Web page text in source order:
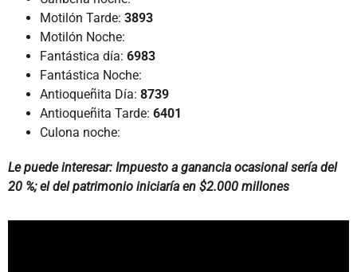
Motilón Tarde: 3893
Motilón Noche:
Fantástica día: 6983
Fantástica Noche:
Antioqueñita Día: 8739
Antioqueñita Tarde: 6401
Culona noche:
Le puede interesar: Impuesto a ganancia ocasional sería del
20 %; el del patrimonio iniciaría en $2.000 millones